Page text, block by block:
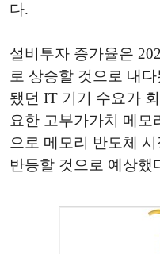
다.
설비투자 증가율은
로 상승할 것으로 내
됐던 IT 기기 수요가
요한 고부가가치 메모
으로 메모리 반도체
반등할 것으로 예상했